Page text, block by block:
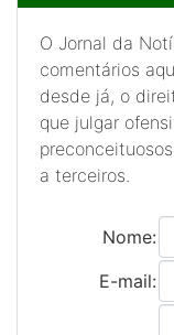
O Jornal da
comentários
desde já, o
que julgar
a terceiros.
Nome:
E-mail: